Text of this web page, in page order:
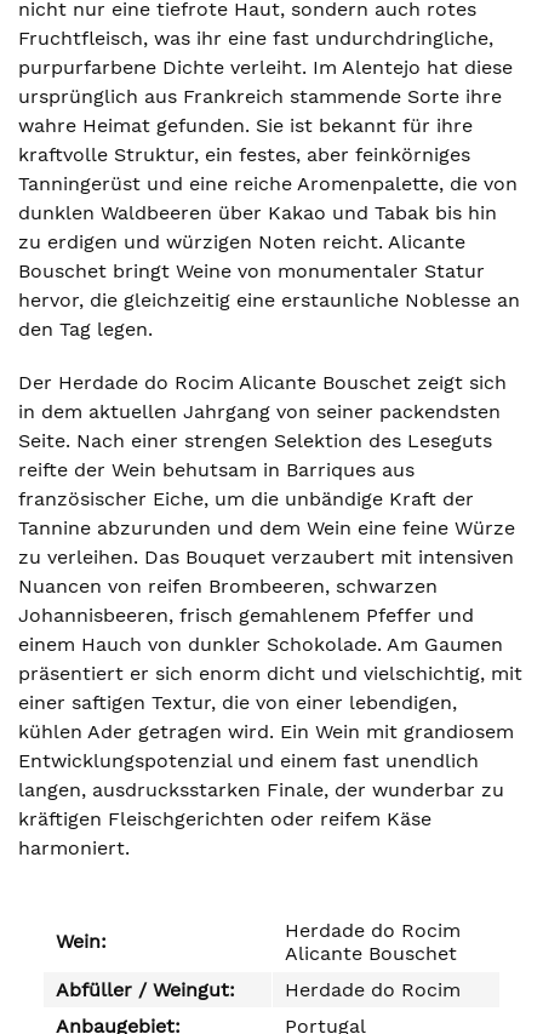
nicht nur eine tiefrote Haut, sondern auch rotes
Fruchtfleisch, was ihr eine fast undurchdringliche,
purpurfarbene Dichte verleiht. Im Alentejo hat diese
ursprünglich aus Frankreich stammende Sorte ihre
wahre Heimat gefunden. Sie ist bekannt für ihre
kraftvolle Struktur, ein festes, aber feinkörniges
Tanningerüst und eine reiche Aromenpalette, die von
dunklen Waldbeeren über Kakao und Tabak bis hin
zu erdigen und würzigen Noten reicht. Alicante
Bouschet bringt Weine von monumentaler Statur
hervor, die gleichzeitig eine erstaunliche Noblesse an
den Tag legen.
Der Herdade do Rocim Alicante Bouschet zeigt sich
in dem aktuellen Jahrgang von seiner packendsten
Seite. Nach einer strengen Selektion des Leseguts
reifte der Wein behutsam in Barriques aus
französischer Eiche, um die unbändige Kraft der
Tannine abzurunden und dem Wein eine feine Würze
zu verleihen. Das Bouquet verzaubert mit intensiven
Nuancen von reifen Brombeeren, schwarzen
Johannisbeeren, frisch gemahlenem Pfeffer und
einem Hauch von dunkler Schokolade. Am Gaumen
präsentiert er sich enorm dicht und vielschichtig, mit
einer saftigen Textur, die von einer lebendigen,
kühlen Ader getragen wird. Ein Wein mit grandiosem
Entwicklungspotenzial und einem fast unendlich
langen, ausdrucksstarken Finale, der wunderbar zu
kräftigen Fleischgerichten oder reifem Käse
harmoniert.
Wein:
Herdade do Rocim
Alicante Bouschet
Abfüller / Weingut:
Herdade do Rocim
Anbaugebiet:
Portugal